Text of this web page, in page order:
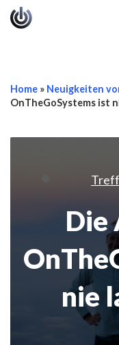
Home » Neuigkeiten
OnTheGoSystems ist
Die
nie